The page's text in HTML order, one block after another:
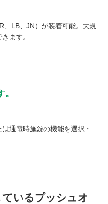
、LB、JN）が装着可能。大規
ます。
通電時施錠の機能を選択・
いるプッシュオ